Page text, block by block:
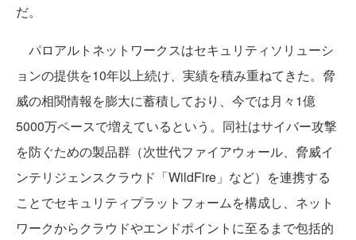
だ。
パロアルトネットワークスはセキュリティソリューシ
ョンの提供を10年以上続け、実績を積み重ねてきた。脅
威の相関情報を膨大に蓄積しており、今では月々1億
5000万ペースで増えているという。同社はサイバー攻撃
を防ぐための製品群（次世代ファイアウォール、脅威イ
ンテリジェンスクラウド「WildFire」など）を連携する
ことでセキュリティプラットフォームを構成し、ネット
ワークからクラウドやエンドポイントに至るまで包括的